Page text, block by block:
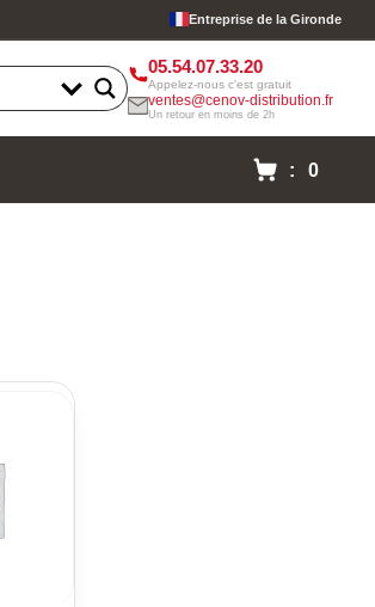
Entreprise de la Gironde
05.54.07.33.20
Appelez-nous c'est gratuit
ventes@cenov-distribution.fr
Un retour en moins de 2h
: 0